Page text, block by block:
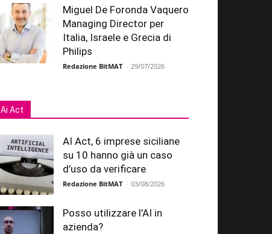
Miguel De Foronda Vaquero
Managing Director per
Italia, Israele e Grecia di
Philips
Redazione BitMAT - 29/07/2026
Ai Act
AI Act, 6 imprese siciliane
su 10 hanno già un caso
d’uso da verificare
Redazione BitMAT - 03/08/2026
Posso utilizzare l’AI in
azienda?